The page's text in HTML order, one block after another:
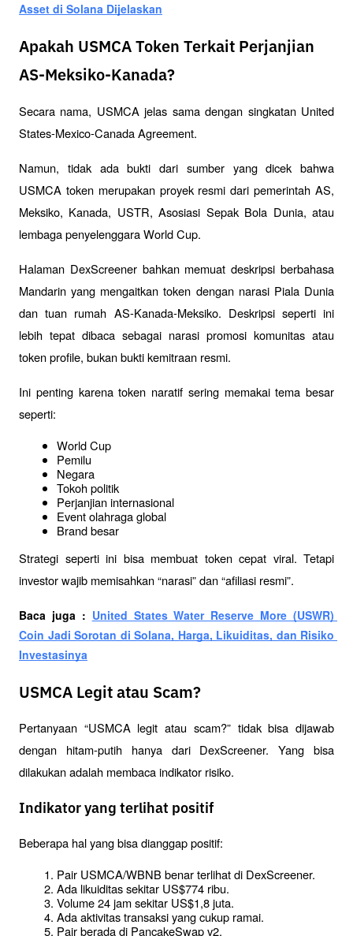
Asset di Solana Dijelaskan
Apakah USMCA Token Terkait Perjanjian
AS-Meksiko-Kanada?
Secara nama, USMCA jelas sama dengan singkatan United
States-Mexico-Canada Agreement.
Namun, tidak ada bukti dari sumber yang dicek bahwa
USMCA token merupakan proyek resmi dari pemerintah AS,
Meksiko, Kanada, USTR, Asosiasi Sepak Bola Dunia, atau
lembaga penyelenggara World Cup.
Halaman DexScreener bahkan memuat deskripsi berbahasa
Mandarin yang mengaitkan token dengan narasi Piala Dunia
dan tuan rumah AS-Kanada-Meksiko. Deskripsi seperti ini
lebih tepat dibaca sebagai narasi promosi komunitas atau
token profile, bukan bukti kemitraan resmi.
Ini penting karena token naratif sering memakai tema besar
seperti:
World Cup
Pemilu
Negara
Tokoh politik
Perjanjian internasional
Event olahraga global
Brand besar
Strategi seperti ini bisa membuat token cepat viral. Tetapi
investor wajib memisahkan “narasi” dan “afiliasi resmi”.
Baca juga : United States Water Reserve More (USWR)
Coin Jadi Sorotan di Solana, Harga, Likuiditas, dan Risiko
Investasinya
USMCA Legit atau Scam?
Pertanyaan “USMCA legit atau scam?” tidak bisa dijawab
dengan hitam-putih hanya dari DexScreener. Yang bisa
dilakukan adalah membaca indikator risiko.
Indikator yang terlihat positif
Beberapa hal yang bisa dianggap positif:
Pair USMCA/WBNB benar terlihat di DexScreener.
Ada likuiditas sekitar US$774 ribu.
Volume 24 jam sekitar US$1,8 juta.
Ada aktivitas transaksi yang cukup ramai.
Pair berada di PancakeSwap v2.